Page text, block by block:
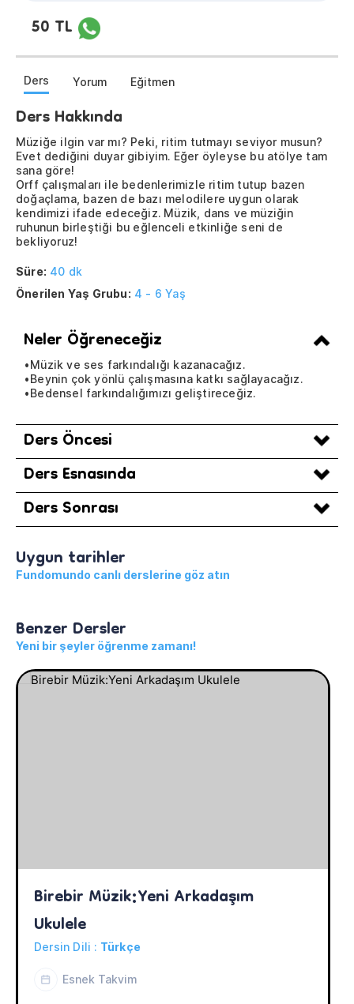
50 TL
Ders Yorum Eğitmen
Ders Hakkında
Müziğe ilgin var mı? Peki, ritim tutmayı seviyor musun?
Evet dediğini duyar gibiyim. Eğer öyleyse bu atölye tam
sana göre!
Orff çalışmaları ile bedenlerimizle ritim tutup bazen
doğaçlama, bazen de bazı melodilere uygun olarak
kendimizi ifade edeceğiz. Müzik, dans ve müziğin
ruhunun birleştiği bu eğlenceli etkinliğe seni de
bekliyoruz!
Süre: 40 dk
Önerilen Yaş Grubu: 4 - 6 Yaş
Neler Öğreneceğiz
•Müzik ve ses farkındalığı kazanacağız.
•Beynin çok yönlü çalışmasına katkı sağlayacağız.
•Bedensel farkındalığımızı geliştireceğiz.
Ders Öncesi
Ders Esnasında
Ders Sonrası
Uygun tarihler
Fundomundo canlı derslerine göz atın
Benzer Dersler
Yeni bir şeyler öğrenme zamanı!
Birebir Müzik:Yeni Arkadaşım
Ukulele
Dersin Dili : Türkçe
Esnek Takvim